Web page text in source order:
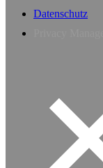
Datenschutz